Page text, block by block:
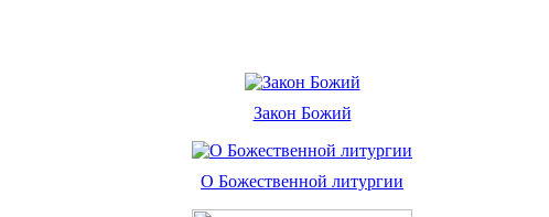
Закон Божий
О Божественной литургии